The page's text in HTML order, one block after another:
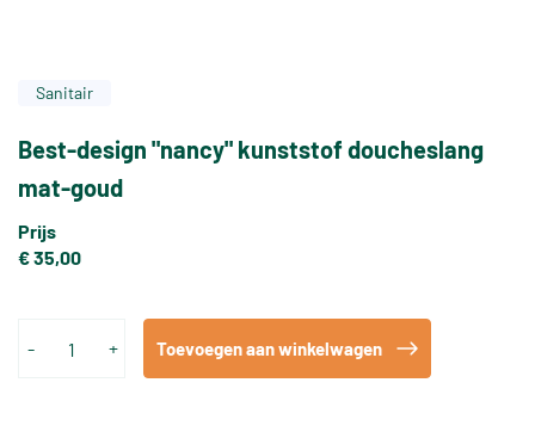
Sanitair
Best-design "nancy" kunststof doucheslang
mat-goud
Prijs
€ 35,00
- + Toevoegen aan winkelwagen